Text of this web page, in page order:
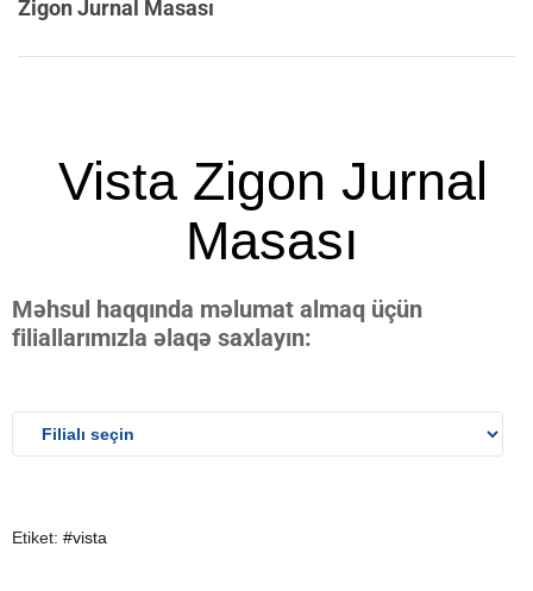
Zigon Jurnal Masası
Vista Zigon Jurnal
Masası
Məhsul haqqında məlumat almaq üçün
filiallarımızla əlaqə saxlayın:
Etiket: #vista